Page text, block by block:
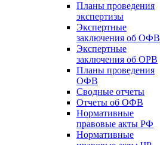
Планы проведения
экспертизы
Экспертные
заключения об ОФВ
Экспертные
заключения об ОРВ
Планы проведения
ОФВ
Сводные отчеты
Отчеты об ОФВ
Нормативные
правовые акты РФ
Нормативные